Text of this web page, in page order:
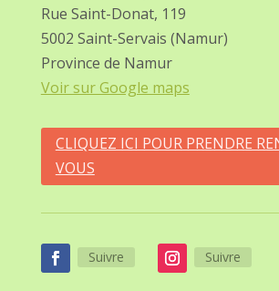
Rue Saint-Donat, 119
5002 Saint-Servais (Namur)
Province de Namur
Voir sur Google maps
CLIQUEZ ICI POUR PRENDRE
VOUS
Suivre Suivre